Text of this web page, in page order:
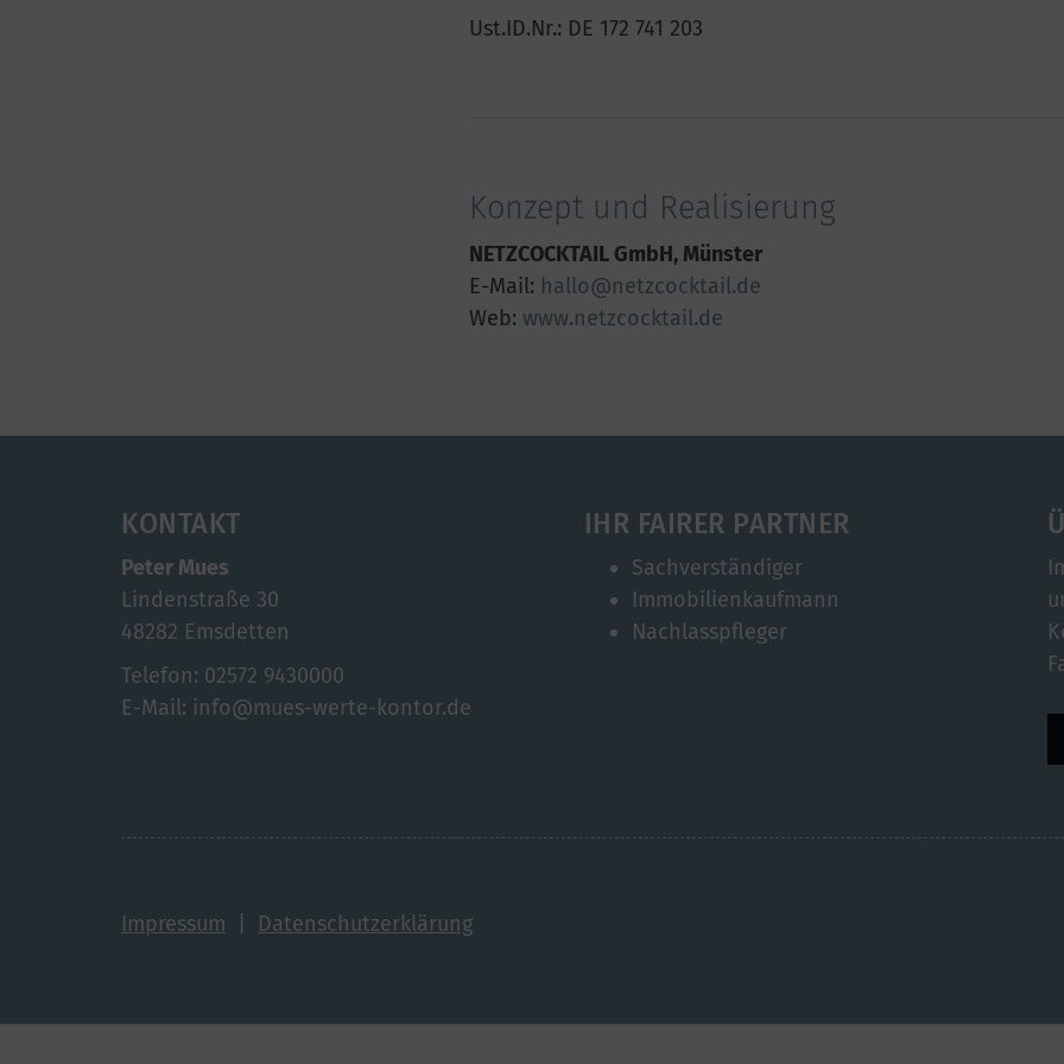
Ust.ID.Nr.: DE 172 741 203
Konzept und Realisierung
NETZCOCKTAIL GmbH, Münster
E-Mail: hallo@netzcocktail.de
Web: www.netzcocktail.de
KONTAKT
Peter Mues
Lindenstraße 30
48282 Emsdetten
Telefon: 02572 9430000
E-Mail: info@mues-werte-kontor.de
IHR FAIRER PARTNER
Sachverständiger
Immobilienkaufmann
Nachlasspfleger
Impressum Datenschutzerklärung